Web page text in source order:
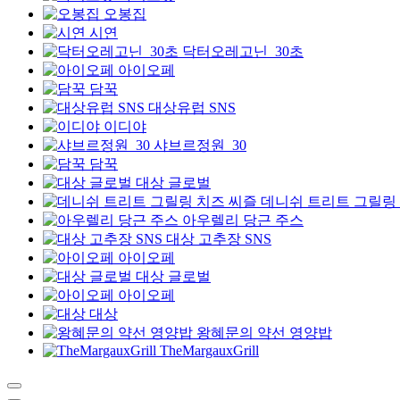
오봉집
시연
닥터오레고닌_30초
아이오페
담꾹
대상유럽 SNS
이디야
샤브르정원_30
담꾹
대상 글로벌
데니쉬 트리트 그릴링
아우렐리 당근 주스
대상 고추장 SNS
아이오페
대상 글로벌
아이오페
대상
왕혜문의 약선 영양밥
TheMargauxGrill